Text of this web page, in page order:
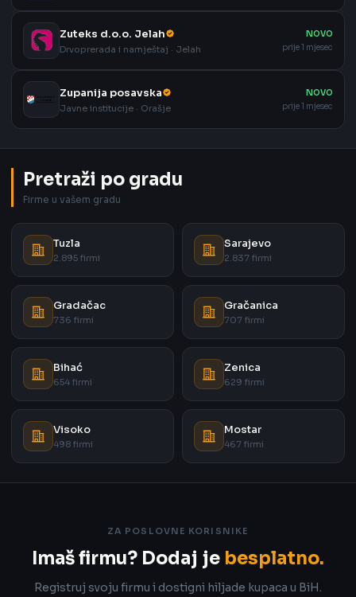
Zuteks d.o.o. Jelah
Drvoprerada i namještaj · Jelah
NOVO
prije 1 mjesec
Zupanija posavska
Javne institucije · Orašje
NOVO
prije 1 mjesec
Pretraži po gradu
Firme u vašem gradu
Tuzla
2.895 firmi
Sarajevo
2.837 firmi
Gradačac
736 firmi
Gračanica
707 firmi
Bihać
654 firmi
Zenica
629 firmi
Visoko
498 firmi
Mostar
467 firmi
ZA POSLOVNE KORISNIKE
Imaš firmu? Dodaj je besplatno.
Registruj svoju firmu i dostigni hiljade kupaca u BiH.